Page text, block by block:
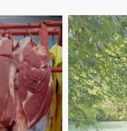
.08.2026 16 : 57